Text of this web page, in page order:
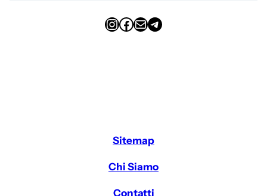
InstagramFacebook Email Telegram
Sitemap
Chi Siamo
Contatti